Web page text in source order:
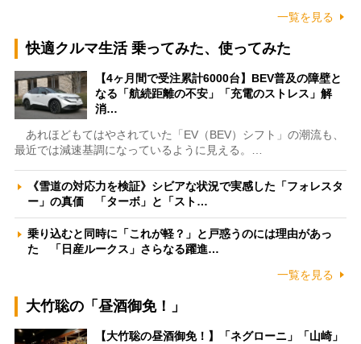
一覧を見る
快適クルマ生活 乗ってみた、使ってみた
【4ヶ月間で受注累計6000台】BEV普及の障壁と
なる「航続距離の不安」「充電のストレス」解
消…
あれほどもてはやされていた「EV（BEV）シフト」の潮流も、
最近では減速基調になっているように見える。…
《雪道の対応力を検証》シビアな状況で実感した「フォレスタ
ー」の真価 「ターボ」と「スト…
乗り込むと同時に「これが軽？」と戸惑うのには理由があっ
た 「日産ルークス」さらなる躍進…
一覧を見る
大竹聡の「昼酒御免！」
【大竹聡の昼酒御免！】「ネグローニ」「山崎」